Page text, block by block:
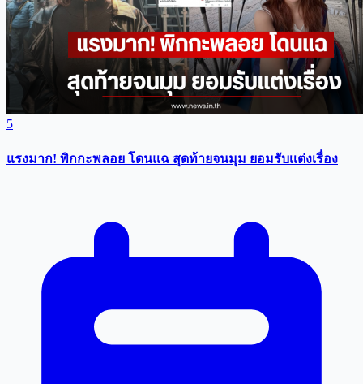
5
แรงมาก! พิกกะพลอย โดนแฉ สุดท้ายจนมุม ยอมรับเเต่งเรื่อง